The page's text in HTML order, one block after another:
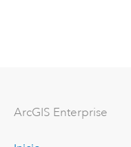
ArcGIS Enterprise